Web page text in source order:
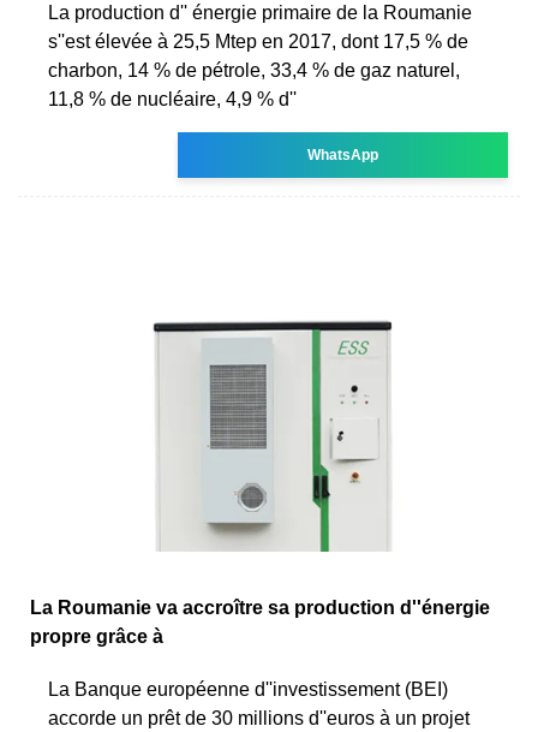
La production d'' énergie primaire de la Roumanie
s''est élevée à 25,5 Mtep en 2017, dont 17,5 % de
charbon, 14 % de pétrole, 33,4 % de gaz naturel,
11,8 % de nucléaire, 4,9 % d''
WhatsApp
La Roumanie va accroître sa production d''énergie
propre grâce à
La Banque européenne d''investissement (BEI)
accorde un prêt de 30 millions d''euros à un projet